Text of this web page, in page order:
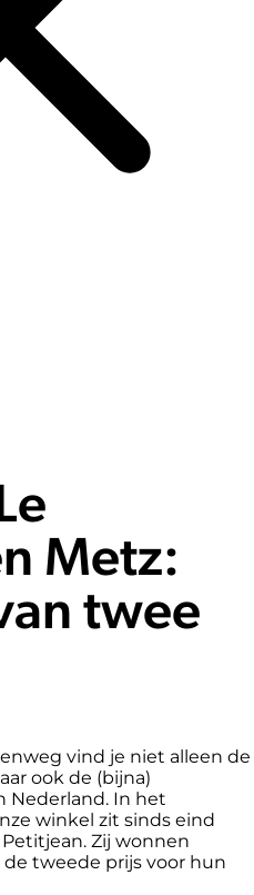
Metz:
twee
vind je niet alleen de
ook de (bijna)
Nederland. In het
winkel zit sinds eind
Zij wonnen
tweede prijs voor hun